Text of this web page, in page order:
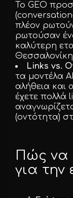
Το GEO
πλέον
ρωτούσαν
καλύτερη
Links vs.
τα μοντέλα
αλήθεια και
έχετε πολλά
(οντότητα)
Πώς να
για την